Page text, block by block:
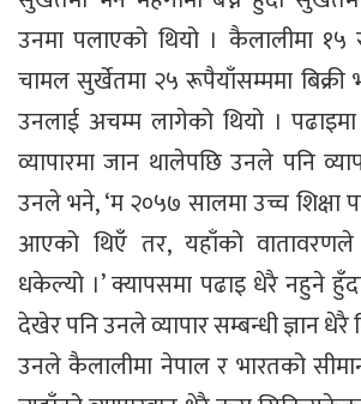
उनमा पलाएको थियो । कैलालीमा
चामल सुर्खेतमा २५ रूपैयाँसम्ममा
उनलाई अचम्म लागेको थियो ।
व्यापारमा जान थालेपछि उनले पनि
उनले भने, ‘म २०५७ सालमा उच्च शिक्षा
आएको थिएँ तर, यहाँको वातावरणले
धकेल्यो ।’ क्यापसमा पढाइ धेरै नहुने
देखेर पनि उनले व्यापार सम्बन्धी ज्ञान
उनले कैलालीमा नेपाल र भारतको